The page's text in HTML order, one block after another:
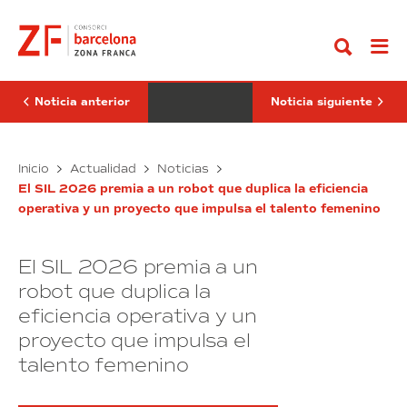
contenido
de
Tranportes
y
Sostenible,
Óscar
de
la
Logística
del
Noticia anterior
éxito
y
de
la
Innovación
Noticia siguiente
Inicio Actualidad Noticias
El SIL 2026 premia a un robot que duplica la eficiencia
operativa y un proyecto que impulsa el talento femenino
El SIL 2026 premia a un
robot que duplica la
eficiencia operativa y un
proyecto que impulsa el
talento femenino
ministro
de
Tranportes
Sostenible,
Óscar
preside
La
Nit
de
finaliza
una